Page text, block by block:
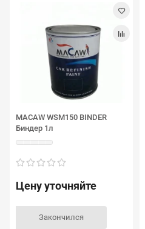
MACAW WSM150 BINDER
Биндер 1л
Цену уточняйте
Закончился